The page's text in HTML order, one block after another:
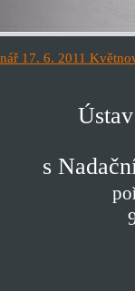
17. 6. 2011
s